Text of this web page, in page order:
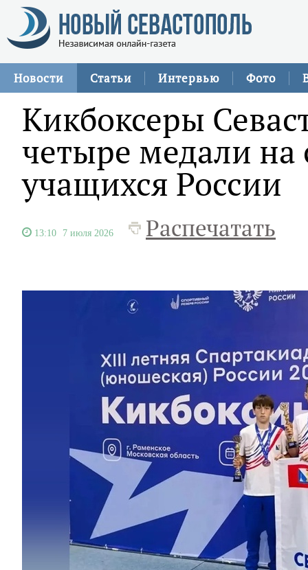
Новости Статьи Интервью Фото
Кикбоксеры
четыре медали на
учащихся России
13:10 7 июля 2026 Распечатать